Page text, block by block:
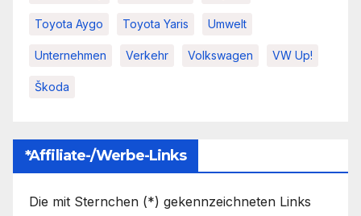
Toyota Aygo Toyota Yaris Umwelt
Unternehmen Verkehr Volkswagen VW Up!
Škoda
*Affiliate-/Werbe-Links
Die mit Sternchen (*) gekennzeichneten Links